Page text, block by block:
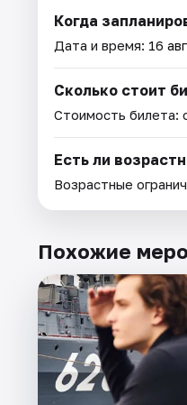
Когда
Дата и время: 16
Сколько стоит
Стоимость билета:
Есть ли
Возрастные
Похожие